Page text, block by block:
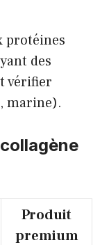
protéines
des
vérifier
marine).
Produit
premium